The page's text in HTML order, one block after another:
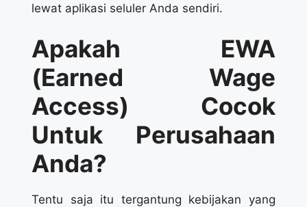
lewat aplikasi seluler Anda sendiri.
Apakah EWA
(Earned Wage
Access) Cocok
Untuk Perusahaan
Anda?
Tentu saja itu tergantung kebijakan yang